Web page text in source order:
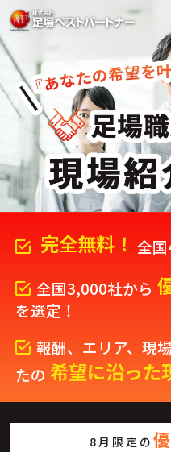
完全無料！ 全
全国3,000社から
を選定！
報酬、エリア、現
たの 希望に沿った
8月限定の